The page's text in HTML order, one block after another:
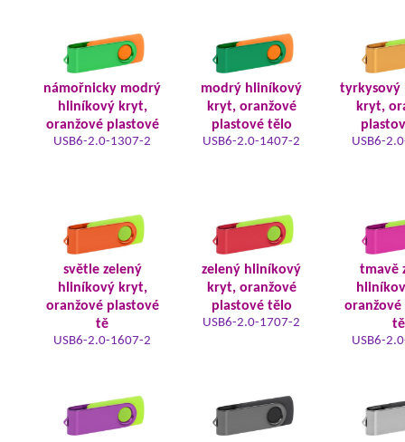
námořnicky modrý
hliníkový kryt,
oranžové plastové
USB6-2.0-1307-2
modrý hliníkový
kryt, oranžové
plastové tělo
USB6-2.0-1407-2
tyrkysový
kryt,
USB6-
světle zelený
hliníkový kryt,
oranžové plastové
tě
USB6-2.0-1607-2
zelený hliníkový
kryt, oranžové
plastové tělo
USB6-2.0-1707-2
tmavě
oranžové
USB6-